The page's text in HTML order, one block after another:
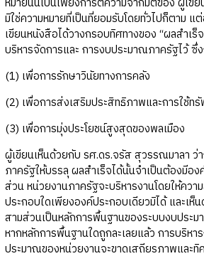
มิใช่ความหมายที่เป็นที่ยอมรับโดยทั่วไปก็ตาม
เขียนหนังสือได้วางกรอบทิศทางของ “ผลสำเร็
บริหารจัดการและ การงบประมาณภาครัฐไว้ ซึ่
(1) เพื่อการรักษาวินัยทางการคลัง
(2) เพื่อการส่งเสริมประสิทธิภาพและการใช้ท
(3) เพื่อการมุ่งประโยชน์สูงสุดของพลเมือง
ผู้เขียนเห็นด้วยกับ รศ.ดร.จรัส สุวรรณมาลา ว่
ภาครัฐให้บรรลุ ผลสำเร็จได้นั้นจำเป็นต้องมีอ
ส่วน หน่วยงานภาครัฐจะบริหารงานโดยให้คว
ประกอบใดเพียงองค์ประกอบเดียวมิได้ และเห็
สามส่วนเป็นหลักการพื้นฐานของระบบงบประ
หากหลักการพื้นฐานใดถูกละเลยแล้ว การบริหา
ประมาณของหน่วยงานจะขาดเสถียรภาพและทิ